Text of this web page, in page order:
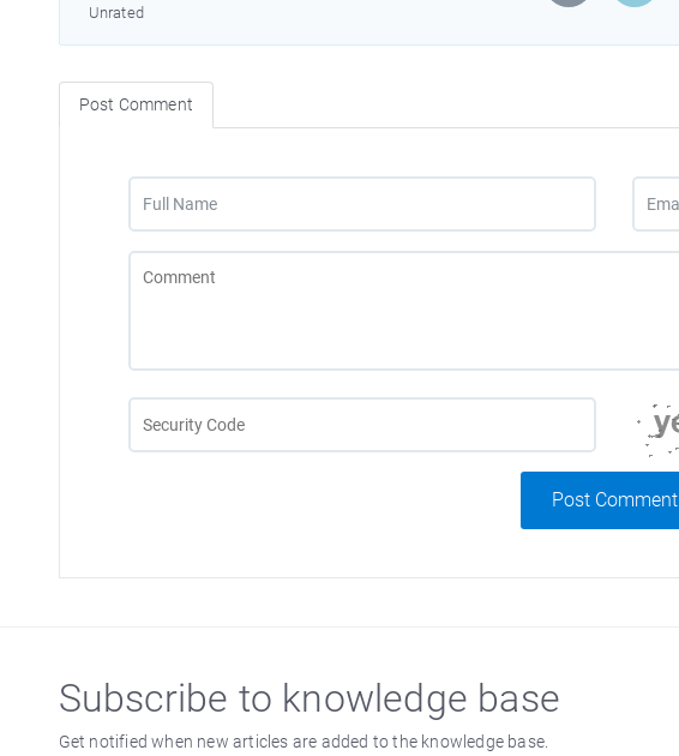
Unrated
Post Comment
Post Comment
Subscribe to knowledge base
Get notified when new articles are added to the knowledge base.